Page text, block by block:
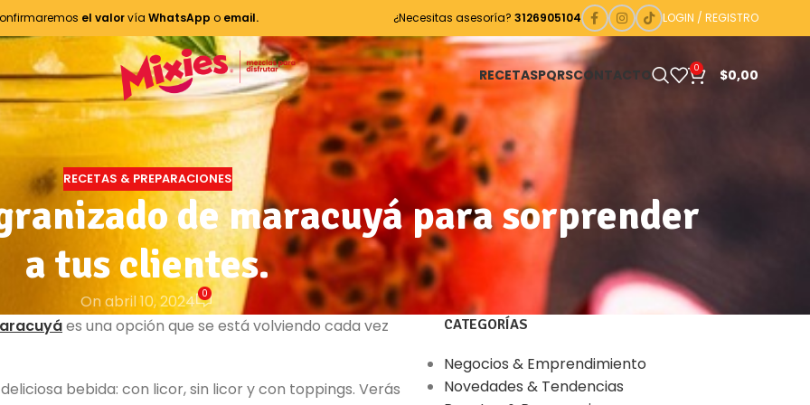
el valorvía WhatsApp o email. ¿Necesitas asesoría? 3126905104 LOGIN / REGISTRO
RECETASPQRSCONTACTO 0 $0,00
RECETAS & PREPARACIONES
de maracuyá para sorprender
a tus clientes.
On abril 10, 2024 0
es una opción que se está volviendo cada vez
bebida: con licor, sin licor y con toppings. Verás
CATEGORÍAS
Negocios & Emprendimiento
Novedades & Tendencias